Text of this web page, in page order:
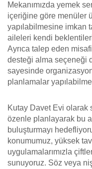
Mekanımızda yemek
içeriğine göre menüler
yapılabilmesine imkan
aileleri kendi
Ayrıca talep eden
desteği alma seçeneği
sayesinde
planlamalar
Kutay Davet Evi olarak
özenle planlayarak bu
buluşturmayı
konumumuz, yüksek
uygulamalarımızla
sunuyoruz. Söz veya